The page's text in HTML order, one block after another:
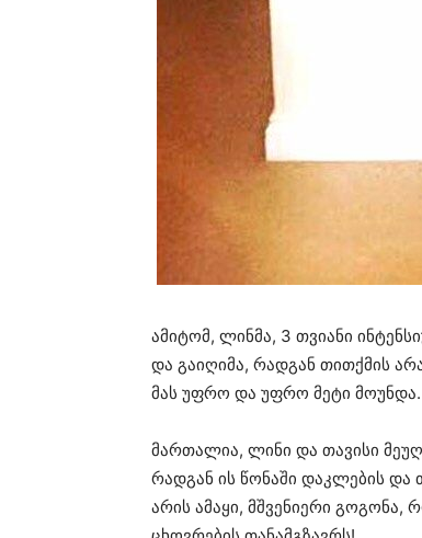
ამიტომ, ლინმა, 3 თვიანი
და გაიღიმა, რადგან თითქმის
მას უფრო და უფრო მეტი მოუნდა.
მართალია, ლინი და თავისი
რადგან ის წონაში დაკლების და
არის ამაყი, მშვენიერი